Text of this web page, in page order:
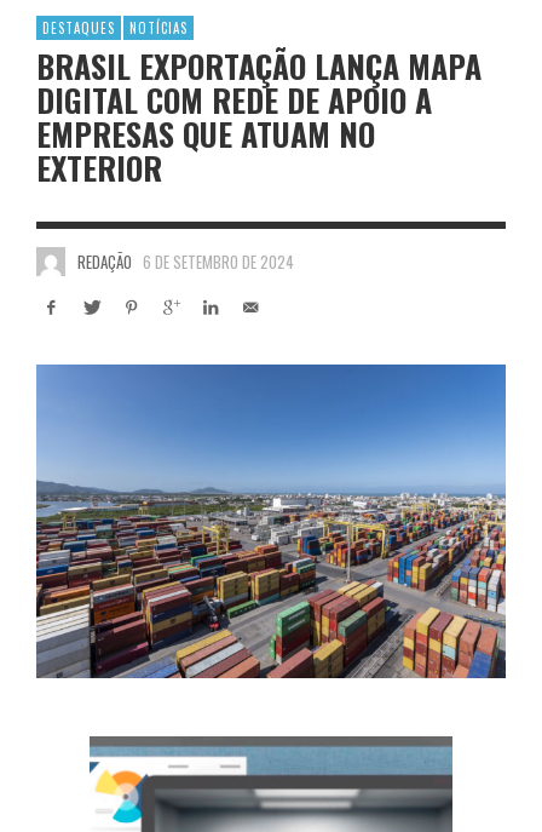
DESTAQUES NOTÍCIAS
BRASIL EXPORTAÇÃO LANÇA MAPA
DIGITAL COM REDE DE APOIO A
EMPRESAS QUE ATUAM NO
EXTERIOR
REDAÇÃO 6 DE SETEMBRO DE 2024